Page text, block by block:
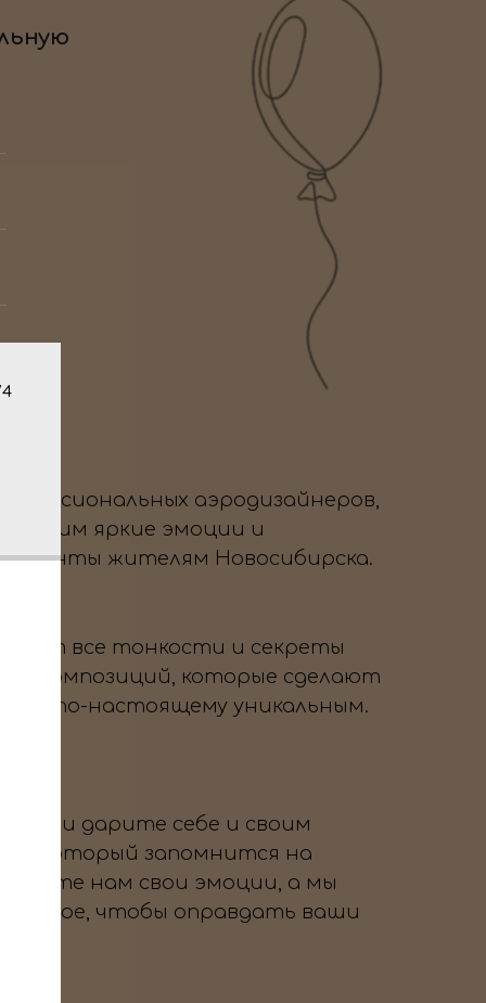
4
аэродизайнеров,
дарим яркие эмоции и
жителям Новосибирска.
все тонкости и секреты
композиций, которые сделают
по-настоящему уникальным.
и дарите себе и своим
который запомнится на
нам свои эмоции, а мы
чтобы оправдать ваши